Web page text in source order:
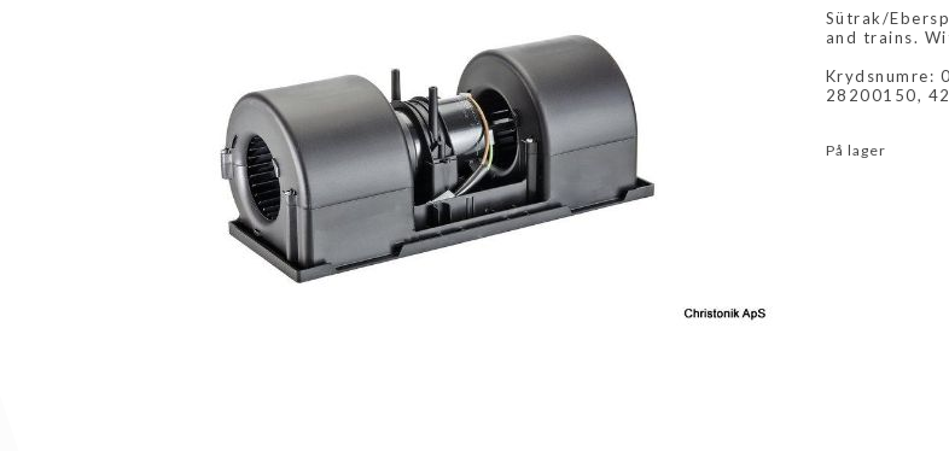
Sütrak/
and trains.
Krydsnumre:
28200150,
På lager